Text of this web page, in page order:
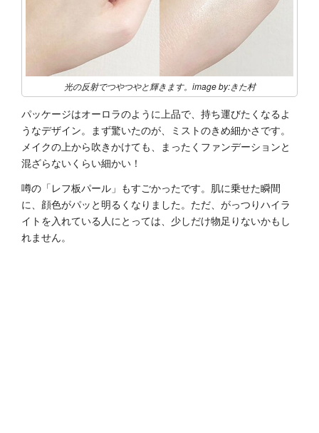
光の反射でつやつやと輝きます。image by:きた村
パッケージはオーロラのように上品で、持ち運びたくなるよ
うなデザイン。まず驚いたのが、ミストのきめ細かさです。
メイクの上から吹きかけても、まったくファンデーションと
混ざらないくらい細かい！
噂の「レフ板パール」もすごかったです。肌に乗せた瞬間
に、顔色がパッと明るくなりました。ただ、がっつりハイラ
イトを入れている人にとっては、少しだけ物足りないかもし
れません。